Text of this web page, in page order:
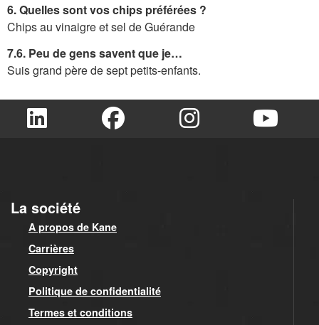
6. Quelles sont vos chips préférées ?
Chips au vinaigre et sel de Guérande
7.6. Peu de gens savent que je…
Suis grand père de sept petits-enfants.
La société
A propos de Kane
Carrières
Copyright
Politique de confidentialité
Termes et conditions